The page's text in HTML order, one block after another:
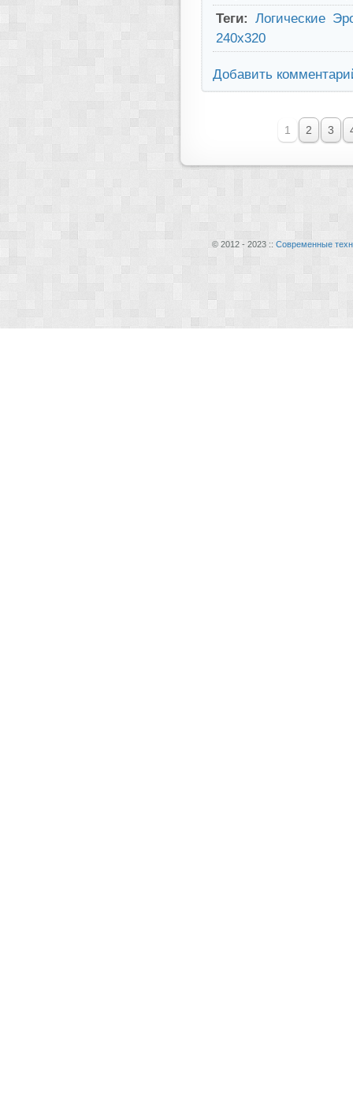
Теги: Логические
240x320
Добавить
1 2 3
© 2012 - 2023 :: Современные